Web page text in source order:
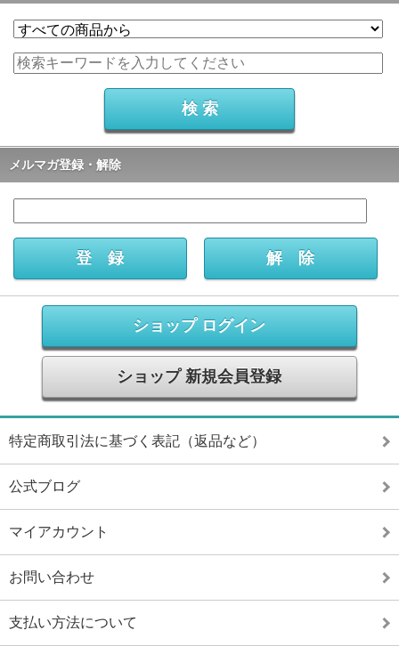
メルマガ登録・解除
ショップ ログイン
ショップ 新規会員登録
特定商取引法に基づく表記（返品など）
公式ブログ
マイアカウント
お問い合わせ
支払い方法について